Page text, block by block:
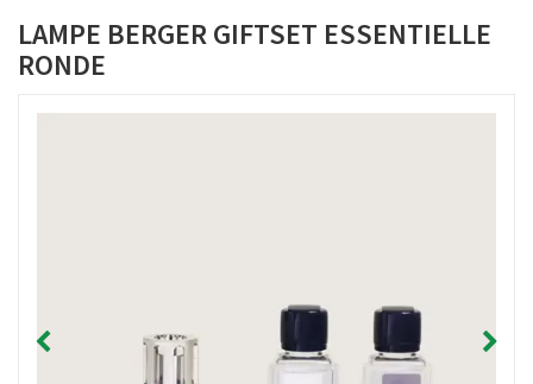
LAMPE BERGER GIFTSET ESSENTIELLE
RONDE